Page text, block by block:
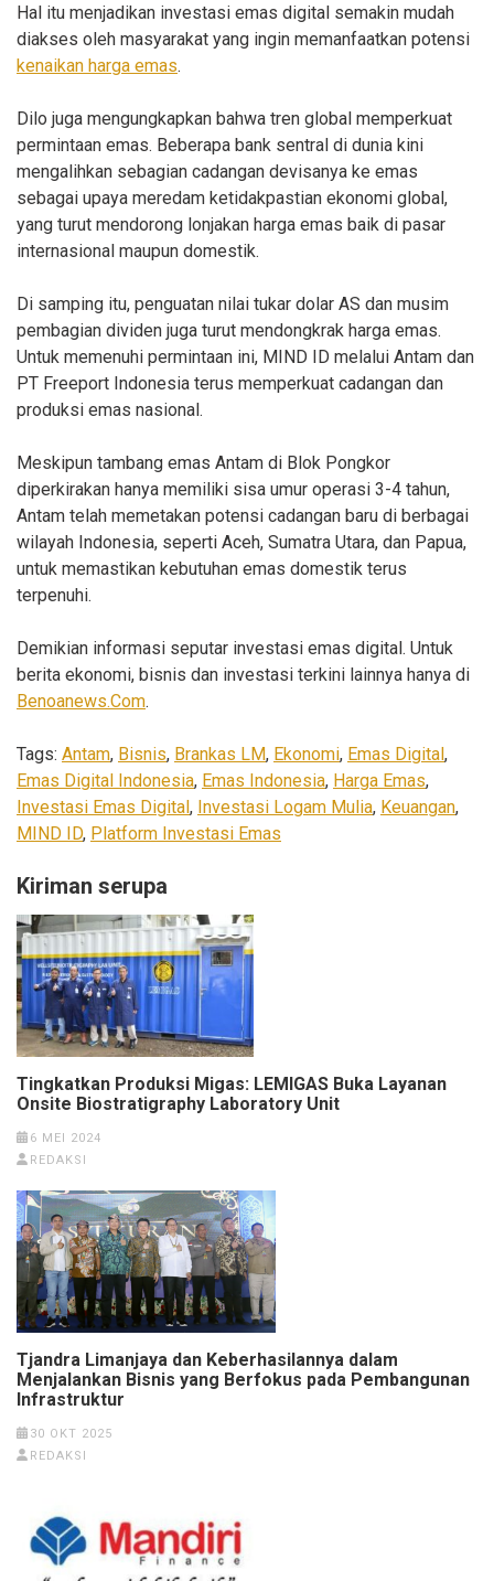
Hal itu menjadikan investasi emas digital semakin mudah
diakses oleh masyarakat yang ingin memanfaatkan potensi
kenaikan harga emas.
Dilo juga mengungkapkan bahwa tren global memperkuat
permintaan emas. Beberapa bank sentral di dunia kini
mengalihkan sebagian cadangan devisanya ke emas
sebagai upaya meredam ketidakpastian ekonomi global,
yang turut mendorong lonjakan harga emas baik di pasar
internasional maupun domestik.
Di samping itu, penguatan nilai tukar dolar AS dan musim
pembagian dividen juga turut mendongkrak harga emas.
Untuk memenuhi permintaan ini, MIND ID melalui Antam dan
PT Freeport Indonesia terus memperkuat cadangan dan
produksi emas nasional.
Meskipun tambang emas Antam di Blok Pongkor
diperkirakan hanya memiliki sisa umur operasi 3-4 tahun,
Antam telah memetakan potensi cadangan baru di berbagai
wilayah Indonesia, seperti Aceh, Sumatra Utara, dan Papua,
untuk memastikan kebutuhan emas domestik terus
terpenuhi.
Demikian informasi seputar investasi emas digital. Untuk
berita ekonomi, bisnis dan investasi terkini lainnya hanya di
Benoanews.Com.
Tags: Antam, Bisnis, Brankas LM, Ekonomi, Emas Digital,
Emas Digital Indonesia, Emas Indonesia, Harga Emas,
Investasi Emas Digital, Investasi Logam Mulia, Keuangan,
MIND ID, Platform Investasi Emas
Kiriman serupa
Tingkatkan Produksi Migas: LEMIGAS Buka Layanan
Onsite Biostratigraphy Laboratory Unit
6 MEI 2024
REDAKSI
Tjandra Limanjaya dan Keberhasilannya dalam
Menjalankan Bisnis yang Berfokus pada Pembangunan
Infrastruktur
30 OKT 2025
REDAKSI